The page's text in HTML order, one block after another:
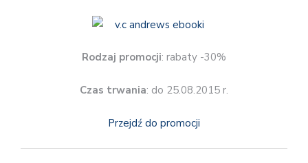
Rodzaj promocji: rabaty -30%
Czas trwania: do 25.08.2015 r.
Przejdź do promocji